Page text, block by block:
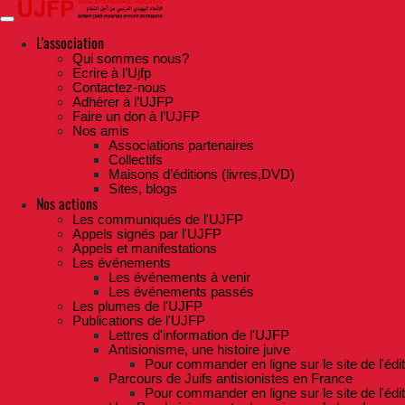
Skip
to
contentL'association
Qui sommes nous?
Ecrire à l’Ujfp
Contactez-nous
Adhérer à l’UJFP
Faire un don à l’UJFP
Nos amis
Associations partenaires
Collectifs
Maisons d’éditions (livres,DVD)
Sites, blogs
Nos actions
Les communiqués de l'UJFP
Appels signés par l'UJFP
Appels et manifestations
Les événements
Les événements à venir
Les événements passés
Les plumes de l'UJFP
Publications de l'UJFP
Lettres d'information de l'UJFP
Antisionisme, une histoire juive
Pour commander en ligne sur le site de
Parcours de Juifs antisionistes en France
Pour commander en ligne sur le site de